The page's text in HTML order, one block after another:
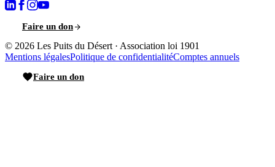
Faire un don
© 2026 Les Puits du Désert · Association loi 1901
Mentions légalesPolitique de confidentialitéComptes annuels
Faire un don